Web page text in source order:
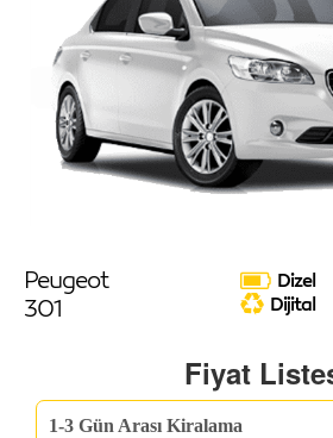
Peugeot
301
Dizel
Dijital
Fiyat
1-3 Gün Arası Kiralama